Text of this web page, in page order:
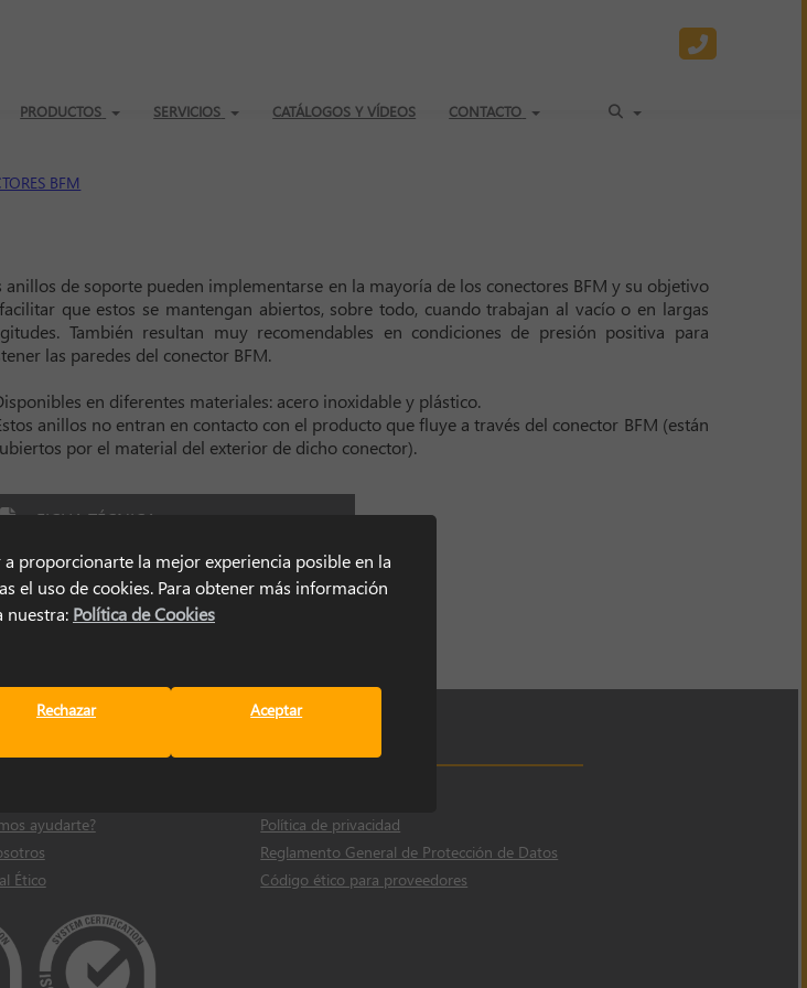
PRODUCTOS SERVICIOS CATÁLOGOS Y VÍDEOS CONTACTO
BFM
anillos de soporte pueden implementarse en la mayoría de los conectores BFM y su objetivo
que estos se mantengan abiertos, sobre todo, cuando trabajan al vacío o en largas
También resultan muy recomendables en condiciones de presión positiva para
las paredes del conector BFM.
en diferentes materiales: acero inoxidable y plástico.
anillos no entran en contacto con el producto que fluye a través del conector BFM (están
por el material del exterior de dicho conector).
FICHA TÉCNICA
SOLICITAR INFORMACIÓN
ayudarte?
Ético
Política de privacidad
Reglamento General de Protección de Datos
Código ético para proveedores
proporcionarte la mejor experiencia posible en la
el uso de cookies. Para obtener más información
nuestra: Política de Cookies
Rechazar Aceptar